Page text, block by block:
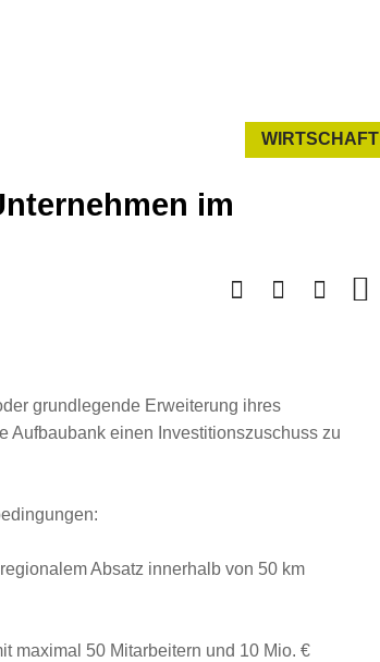
WIRTSCHAFT
im
grundlegende Erweiterung ihres
Aufbaubank einen Investitionszuschuss zu
Absatz innerhalb von 50 km
maximal 50 Mitarbeitern und 10 Mio. €